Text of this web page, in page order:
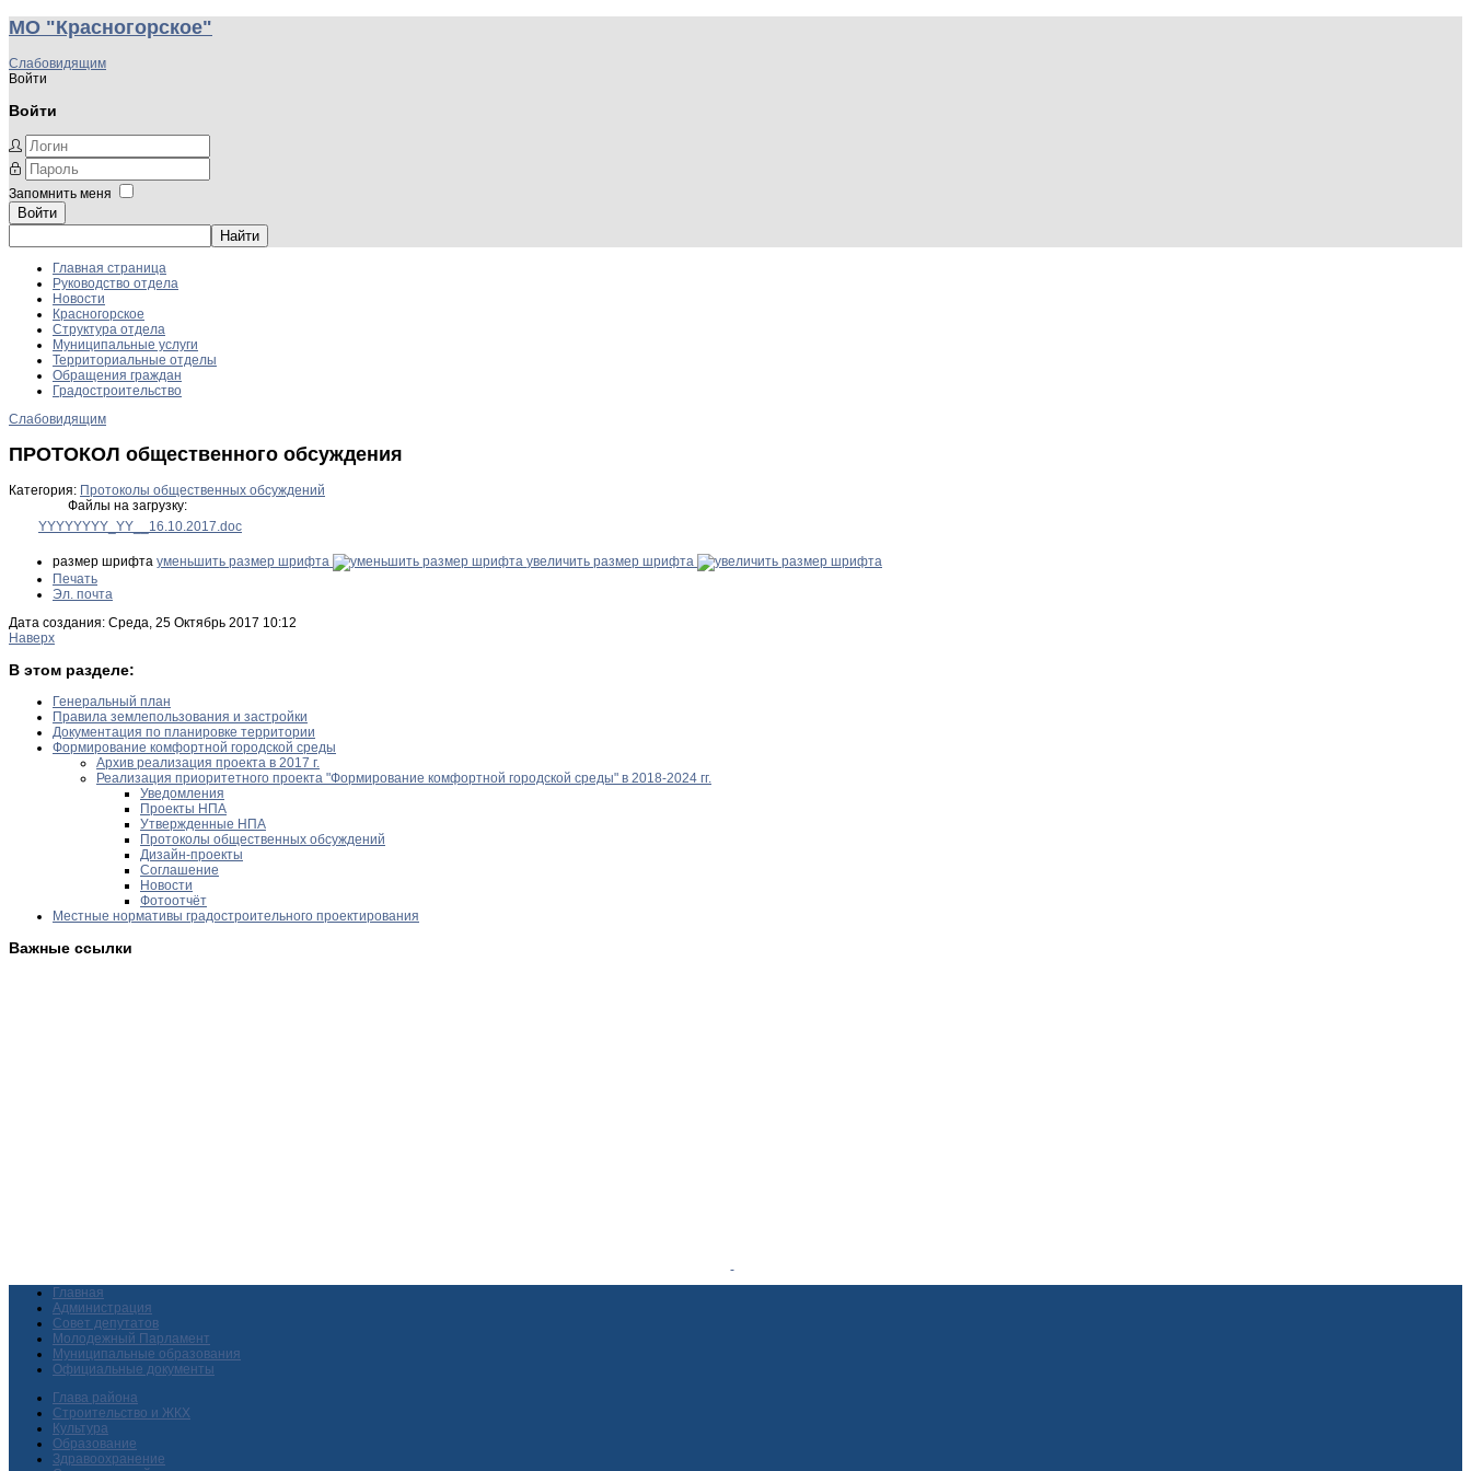
МО "Красногорское"
Слабовидящим
Войти
Войти
Запомнить меня
Войти
Главная страница
Руководство отдела
Новости
Красногорское
Структура отдела
Муниципальные услуги
Территориальные отделы
Обращения граждан
Градостроительство
Слабовидящим
ПРОТОКОЛ общественного обсуждения
Категория: Протоколы общественных обсуждений
Файлы на загрузку:
YYYYYYYY_YY__16.10.2017.doc
размер шрифта уменьшить размер шрифта
увеличить размер шрифта
Печать
Эл. почта
Дата создания: Среда, 25 Октябрь 2017 10:12
Наверх
В этом разделе:
Генеральный план
Правила землепользования и застройки
Документация по планировке территории
Формирование комфортной городской среды
Архив реализация проекта в 2017 г.
Реализация приоритетного проекта "Формирование комфортной городской среды" в 2018-2024 гг.
Уведомления
Проекты НПА
Утвержденные НПА
Протоколы общественных обсуждений
Дизайн-проекты
Соглашение
Новости
Фотоотчёт
Местные нормативы градостроительного проектирования
Важные ссылки
Главная
Администрация
Совет депутатов
Молодежный Парламент
Муниципальные образования
Официальные документы
Глава района
Строительство и ЖКХ
Культура
Образование
Здравоохранение